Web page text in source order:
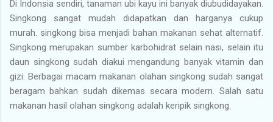
Di Indonsia sendiri, tanaman ubi kayu ini banyak diubudidayakan.
Singkong sangat mudah didapatkan dan harganya cukup
murah. singkong bisa menjadi bahan makanan sehat alternatif.
Singkong merupakan sumber karbohidrat selain nasi, selain itu
daun singkong sudah diakui mengandung banyak vitamin dan
gizi. Berbagai macam makanan olahan singkong sudah sangat
beragam bahkan sudah dikemas secara modern. Salah satu
makanan hasil olahan singkong adalah keripik singkong.